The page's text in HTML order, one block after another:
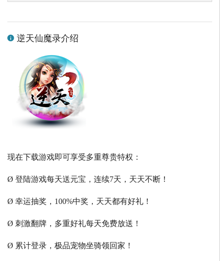
逆天仙魔录介绍
现在下载游戏即可享受多重尊贵特权：
Ø 登陆游戏每天送元宝，连续7天，天天不断！
Ø 幸运抽奖，100%中奖，天天都有好礼！
Ø 刺激翻牌，多重好礼每天免费放送！
Ø 累计登录，极品宠物坐骑领回家！